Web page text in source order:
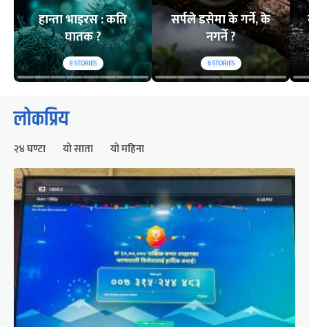
हान्ता भाइरस : कति
घातक ?
8STORIES
सर्पले डसेमा के गर्ने, के
नगर्ने ?
6STORIES
लोकप्रिय
२४ घण्टा यो साता यो महिना